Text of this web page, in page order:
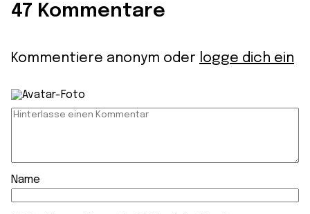
47 Kommentare
Kommentiere anonym oder logge dich ein
Name